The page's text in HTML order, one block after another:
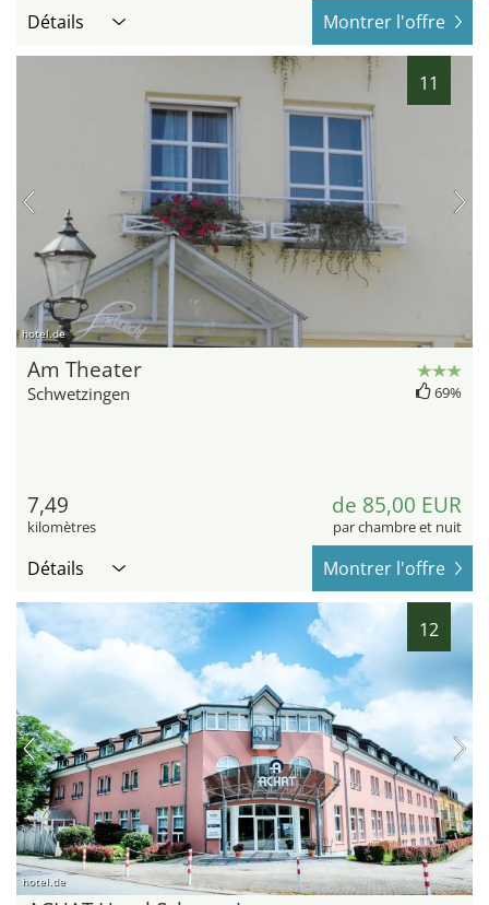
Détails Montrer l'offre
11
hotel.de
Am Theater
Schwetzingen 69%
7,49
kilomètres
de 85,00 EUR
par chambre et nuit
Détails Montrer l'offre
12
hotel.de